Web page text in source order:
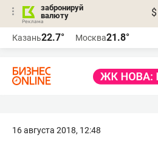
забронируй
валюту
$
Казань22.7° Москва21.8°
16 августа 2018, 12:48